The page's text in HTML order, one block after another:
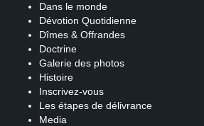
Dans le monde
Dévotion Quotidienne
Dîmes & Offrandes
Doctrine
Galerie des photos
Histoire
Inscrivez-vous
Les étapes de délivrance
Media